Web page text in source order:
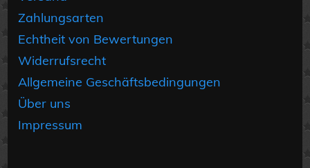
Zahlungsarten
Echtheit von Bewertungen
Widerrufsrecht
Allgemeine Geschäftsbedingungen
Über uns
Impressum